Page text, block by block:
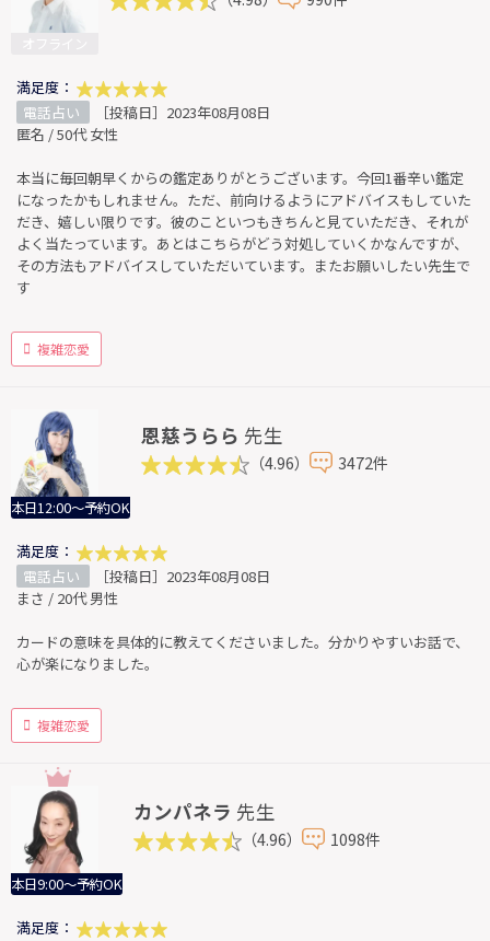
満足度：
電話占い
［投稿日］2023年08月08日
匿名 / 50代 女性
本当に毎回朝早くからの鑑定ありがとうございます。今回1番辛い鑑定
になったかもしれません。ただ、前向けるようにアドバイスもしていた
だき、嬉しい限りです。彼のこといつもきちんと見ていただき、それが
よく当たっています。あとはこちらがどう対処していくかなんですが、
その方法もアドバイスしていただいています。またお願いしたい先生で
す
複雑恋愛
本日12:00～予約OK
恩慈うらら 先生
（4.96） 3472件
満足度：
電話占い
［投稿日］2023年08月08日
まさ / 20代 男性
カードの意味を具体的に教えてくださいました。分かりやすいお話で、
心が楽になりました。
複雑恋愛
本日9:00～予約OK
カンパネラ 先生
（4.96） 1098件
満足度：